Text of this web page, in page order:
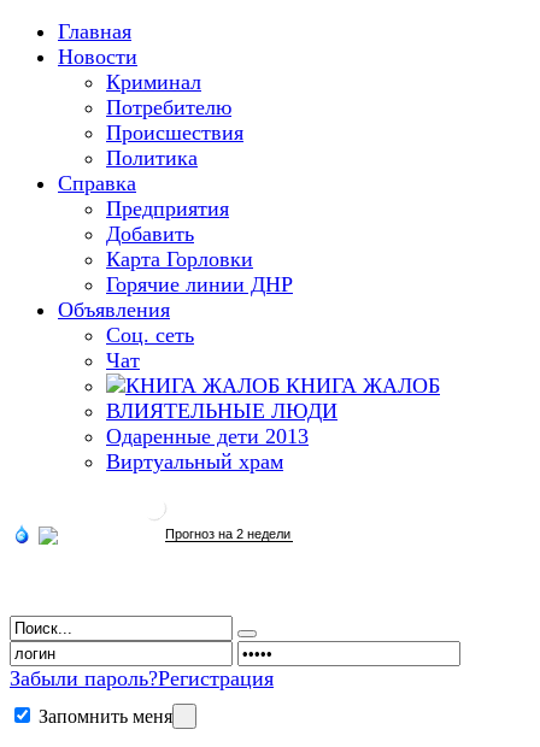
Главная
Новости
Криминал
Потребителю
Происшествия
Политика
Справка
Предприятия
Добавить
Карта Горловки
Горячие линии ДНР
Объявления
Соц. сеть
Чат
КНИГА ЖАЛОБ
ВЛИЯТЕЛЬНЫЕ ЛЮДИ
Одаренные дети 2013
Виртуальный храм
Забыли пароль?Регистрация
Запомнить меня